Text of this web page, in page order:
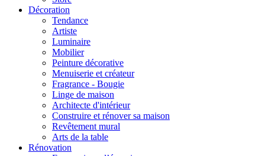
Décoration
Tendance
Artiste
Luminaire
Mobilier
Peinture décorative
Menuiserie et créateur
Fragrance - Bougie
Linge de maison
Architecte d'intérieur
Construire et rénover sa maison
Revêtement mural
Arts de la table
Rénovation